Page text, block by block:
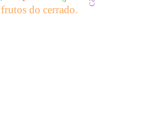
frutos do cerrado.